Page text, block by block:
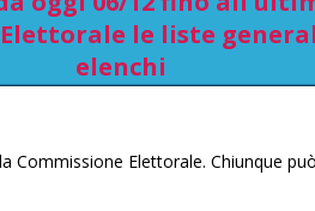
le liste
elenchi
Commissione Elettorale. Chiunque